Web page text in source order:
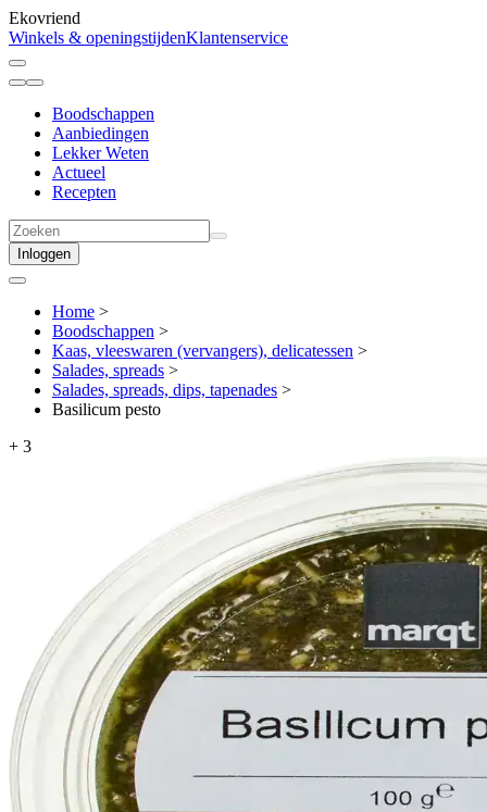
Ekovriend
Winkels & openingstijdenKlantenservice
Boodschappen
Aanbiedingen
Lekker Weten
Actueel
Recepten
Inloggen
Home >
Boodschappen >
Kaas, vleeswaren (vervangers), delicatessen >
Salades, spreads >
Salades, spreads, dips, tapenades >
Basilicum pesto
+ 3